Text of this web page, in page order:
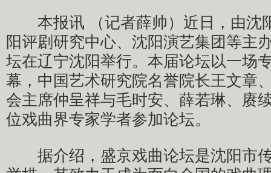
本报讯 （记者薛帅）近日，由沈
阳评剧研究中心、沈阳演艺集团等主
坛在辽宁沈阳举行。本届论坛以一场
幕，中国艺术研究院名誉院长王文章
会主席仲呈祥与毛时安、薛若琳、赓
位戏曲界专家学者参加论坛。
据介绍，盛京戏曲论坛是沈阳市